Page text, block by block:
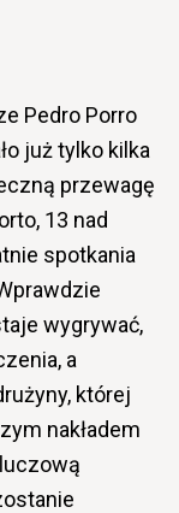
Pedro Porro
już tylko kilka
przewagę
13 nad
spotkania
wygrywać,
a
której
nakładem